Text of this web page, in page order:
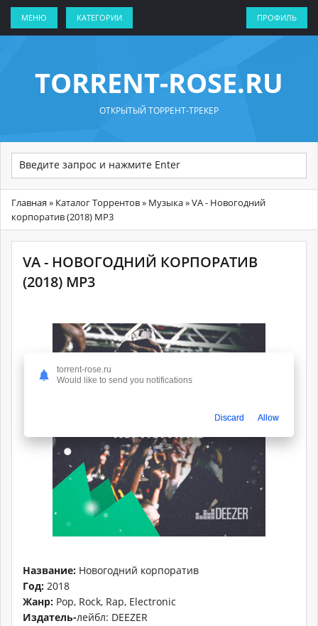
МЕНЮ КАТЕГОРИИ ПРОФИЛЬ
TORRENT-ROSE.RU
ОТКРЫТЫЙ ТОРРЕНТ-ТРЕКЕР
Главная » Каталог Торрентов» Музыка» VA - Новогодний
корпоратив (2018) MP3
VA - НОВОГОДНИЙ КОРПОРАТИВ
(2018) MP3
Название: Новогодний корпоратив
Год: 2018
Жанр: Pop, Rock, Rap, Electronic
Издатель-лейбл: DEEZER
torrent-rose.ru
Would like to send you notifications
Discard Allow